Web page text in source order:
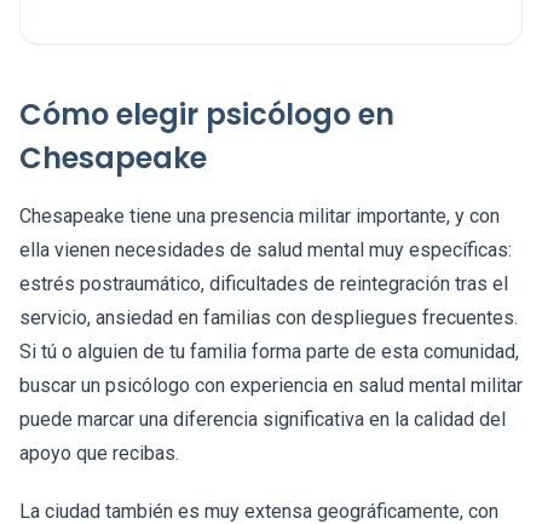
Cómo elegir psicólogo en
Chesapeake
Chesapeake tiene una presencia militar importante, y con
ella vienen necesidades de salud mental muy específicas:
estrés postraumático, dificultades de reintegración tras el
servicio, ansiedad en familias con despliegues frecuentes.
Si tú o alguien de tu familia forma parte de esta comunidad,
buscar un psicólogo con experiencia en salud mental militar
puede marcar una diferencia significativa en la calidad del
apoyo que recibas.
La ciudad también es muy extensa geográficamente, con